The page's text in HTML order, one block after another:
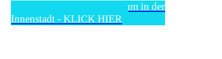
Unser neues Rückenzentrum in der
Innenstadt - KLICK HIER